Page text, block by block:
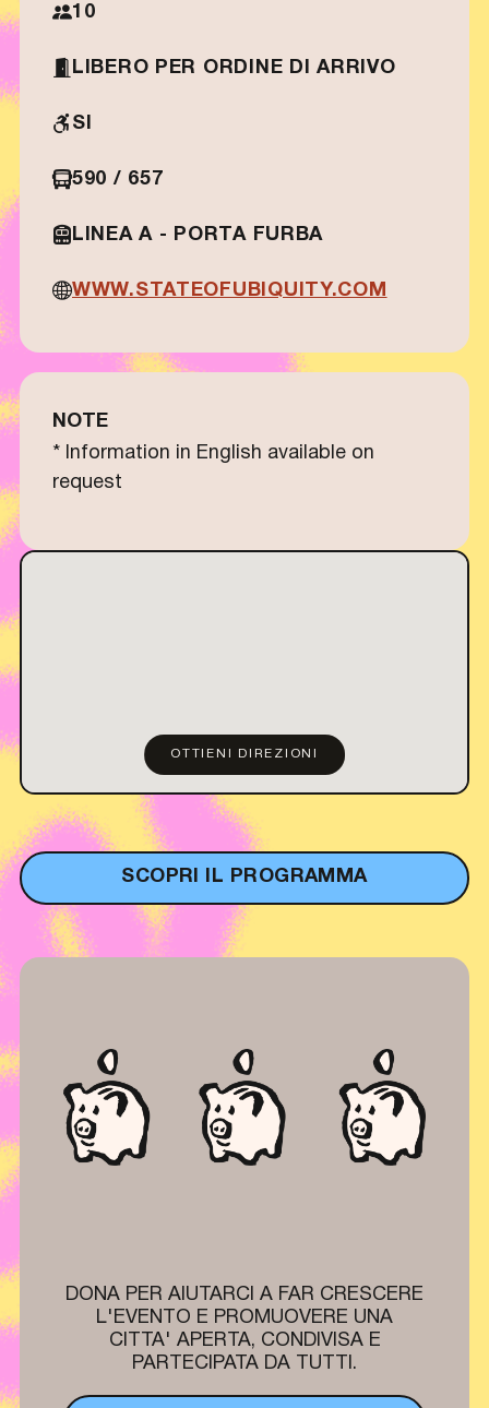
10
LIBERO PER ORDINE DI ARRIVO
SI
590 / 657
LINEA A - PORTA FURBA
WWW.STATEOFUBIQUITY.COM
NOTE
* Information in English available on
request
OTTIENI DIREZIONI
SCOPRI IL PROGRAMMA
DONA PER AIUTARCI A FAR CRESCERE
L'EVENTO E PROMUOVERE UNA
CITTA' APERTA, CONDIVISA E
PARTECIPATA DA TUTTI.